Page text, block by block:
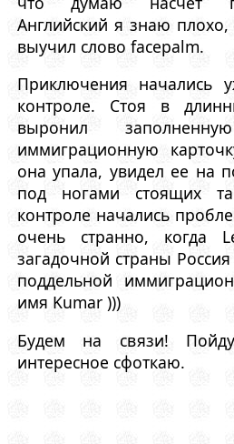
Английский я знаю
выучил слово facepalm.
Приключения начались
контроле. Стоя в
выронил
иммиграционную
она упала, увидел ее на
под ногами стоящих
контроле начались
очень странно, когда
загадочной страны
поддельной
имя Kumar )))
Будем на связи!
интересное сфоткаю.